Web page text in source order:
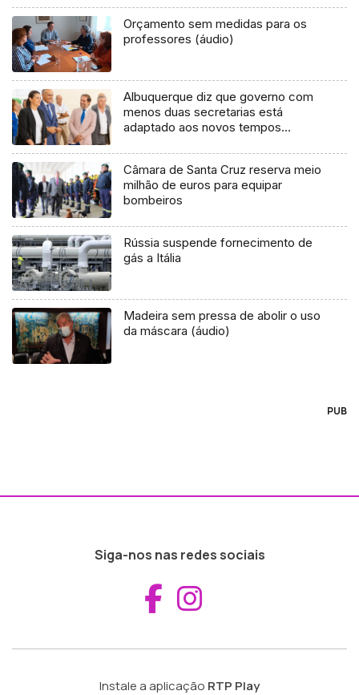
Orçamento sem medidas para os
professores (áudio)
Albuquerque diz que governo com
menos duas secretarias está
adaptado aos novos tempos
Câmara de Santa Cruz reserva meio
milhão de euros para equipar
bombeiros
Rússia suspende fornecimento de
gás a Itália
Madeira sem pressa de abolir o uso
da máscara (áudio)
PUB
Siga-nos nas redes sociais
Aceder ao
Instale a aplicação RTP Play